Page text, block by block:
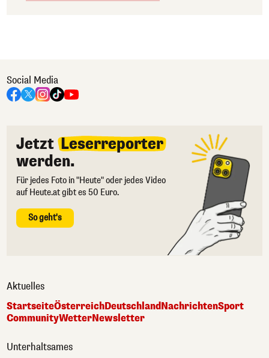
Social Media
Jetzt Leserreporter
werden.
Für jedes Foto in "Heute" oder jedes Video
auf Heute.at gibt es 50 Euro.
So geht's
Aktuelles
StartseiteÖsterreichDeutschlandNachrichtenSport
CommunityWetterNewsletter
Unterhaltsames